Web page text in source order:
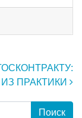
ПРАКТИКИ